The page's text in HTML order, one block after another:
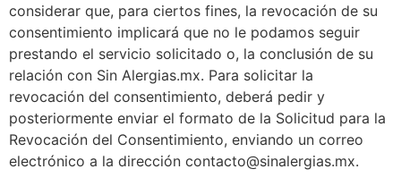
considerar que, para ciertos fines, la revocación de su
consentimiento implicará que no le podamos seguir
prestando el servicio solicitado o, la conclusión de su
relación con Sin Alergias.mx. Para solicitar la
revocación del consentimiento, deberá pedir y
posteriormente enviar el formato de la Solicitud para la
Revocación del Consentimiento, enviando un correo
electrónico a la dirección contacto@sinalergias.mx.